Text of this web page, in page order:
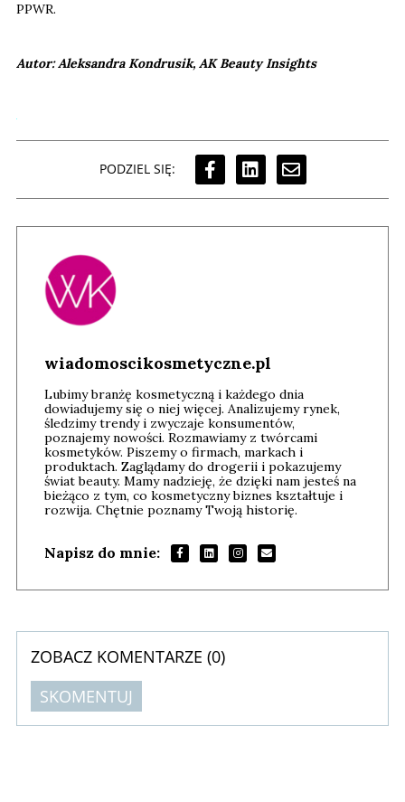
PPWR.
Autor: Aleksandra Kondrusik, AK Beauty Insights
PODZIEL SIĘ:
wiadomoscikosmetyczne.pl
Lubimy branżę kosmetyczną i każdego dnia
dowiadujemy się o niej więcej. Analizujemy rynek,
śledzimy trendy i zwyczaje konsumentów,
poznajemy nowości. Rozmawiamy z twórcami
kosmetyków. Piszemy o firmach, markach i
produktach. Zaglądamy do drogerii i pokazujemy
świat beauty. Mamy nadzieję, że dzięki nam jesteś na
bieżąco z tym, co kosmetyczny biznes kształtuje i
rozwija. Chętnie poznamy Twoją historię.
Napisz do mnie:
ZOBACZ KOMENTARZE (0)
SKOMENTUJ